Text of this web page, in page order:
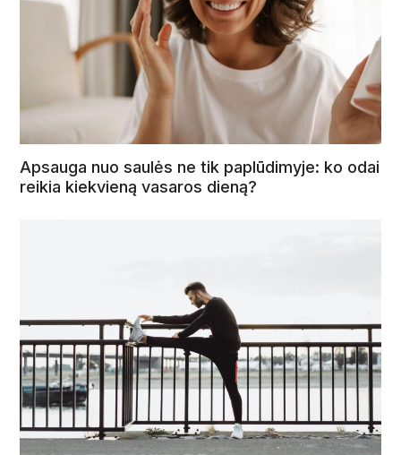
Apsauga nuo saulės ne tik paplūdimyje: ko odai
reikia kiekvieną vasaros dieną?